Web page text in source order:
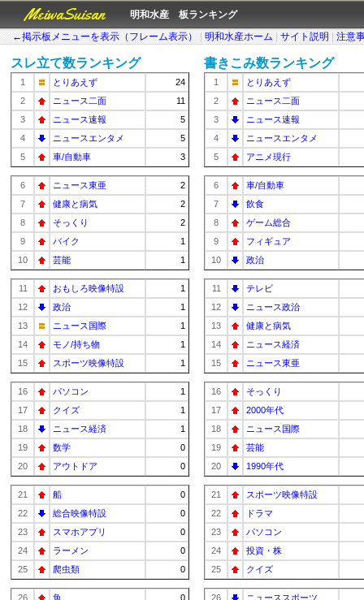
MeiwaSuisan
明和水産 板ランキング
←掲示板メニューを表示（フレーム表示）
明和水産ホーム サイト説明 注意
スレ立て数ランキング
1 とりあえず
24
2
ニュース二面
11
3
ニュース速報
5
4
ニュースエンタメ
5
5
車/自動車 3
6 ニュース東亜
2
7
健康と病気
2
8
そっくり
2
9
バイク
1
10
芸能 1
11 おもしろ映像特設
1
12
政治
1
13
ニュース国際
1
14
モノ/持ち物
1
15
スポーツ映像特設 1
16 パソコン
1
17
クイズ
1
18
ニュース経済
1
19
数学
0
20
アウトドア 0
21 船
0
22
総合映像特設
0
23
スマホアプリ
0
24
ラーメン
0
25
爬虫類 0
26 魚
0
書きこみ数ランキング
1
とりあえず
2
ニュース二面
3
ニュース速報
4
ニュースエンタメ
5
アニメ現行
6
車/自動車
7
飲食
8
ゲーム総合
9
フィギュア
10
政治
11
テレビ
12
ニュース政治
13
健康と病気
14
ニュース経済
15
ニュース東亜
16
そっくり
17
2000年代
18
ニュース国際
19
芸能
20
1990年代
21
スポーツ映像特設
22
ドラマ
23
パソコン
24
投資・株
25
クイズ
26
ニューススポーツ